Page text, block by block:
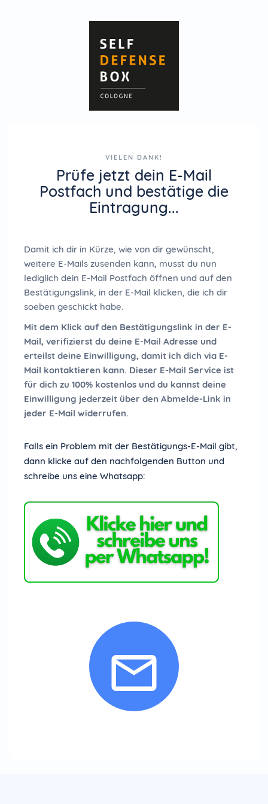
VIELEN DANK!
Prüfe jetzt dein E-Mail
Postfach und bestätige die
Eintragung...
Damit ich dir in Kürze, wie von dir gewünscht,
weitere E-Mails zusenden kann, musst du nun
lediglich dein E-Mail Postfach öffnen und auf den
Bestätigungslink, in der E-Mail klicken, die ich dir
soeben geschickt habe.
Mit dem Klick auf den Bestätigungslink in der E-
Mail, verifizierst du deine E-Mail Adresse und
erteilst deine Einwilligung, damit ich dich via E-
Mail kontaktieren kann. Dieser E-Mail Service ist
für dich zu 100% kostenlos und du kannst deine
Einwilligung jederzeit über den Abmelde-Link in
jeder E-Mail widerrufen.
Falls ein Problem mit der Bestätigungs-E-Mail gibt,
dann klicke auf den nachfolgenden Button und
schreibe uns eine Whatsapp: